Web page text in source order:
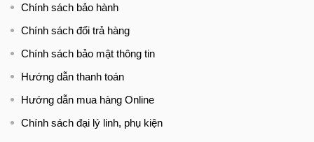
Chính sách bảo hành
Chính sách đổi trả hàng
Chính sách bảo mật thông tin
Hướng dẫn thanh toán
Hướng dẫn mua hàng Online
Chính sách đại lý linh, phụ kiện